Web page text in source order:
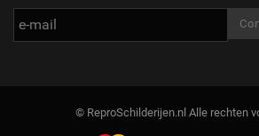
© ReproSchilderijen.nl Alle rechten